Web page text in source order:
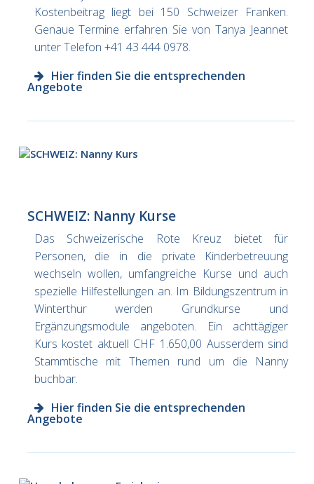
Kostenbeitrag liegt bei 150 Schweizer Franken.
Genaue Termine erfahren Sie von Tanya Jeannet
unter Telefon +41 43 444 0978.
Hier finden Sie die entsprechenden
Angebote
SCHWEIZ: Nanny Kurse
Das Schweizerische Rote Kreuz bietet für
Personen, die in die private Kinderbetreuung
wechseln wollen, umfangreiche Kurse und auch
spezielle Hilfestellungen an. Im Bildungszentrum in
Winterthur werden Grundkurse und
Ergänzungsmodule angeboten. Ein achttägiger
Kurs kostet aktuell CHF 1.650,00 Ausserdem sind
Stammtische mit Themen rund um die Nanny
buchbar.
Hier finden Sie die entsprechenden
Angebote